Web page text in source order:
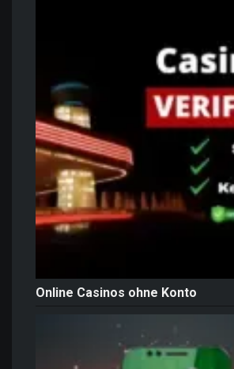
Online Casinos ohne Konto